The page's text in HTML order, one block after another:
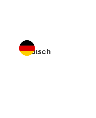
Sprache wechseln zu